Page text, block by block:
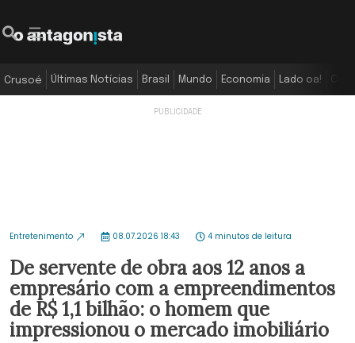
Crusoé Últimas Notícias Brasil Mundo Economia Lado oa!
Entretenimento 08.07.2026 18:43 4 minutos de leitura
De servente de obra aos 12 anos a
empresário com a empreendimentos
de R$ 1,1 bilhão: o homem que
impressionou o mercado imobiliário